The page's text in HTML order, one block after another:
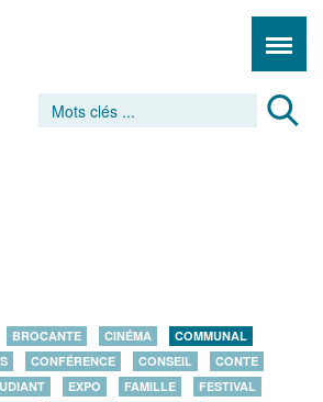
BROCANTE CINÉMA
COMMUNAL
CONFÉRENCE CONSEIL
CONTE
EXPO FAMILLE
FESTIVAL